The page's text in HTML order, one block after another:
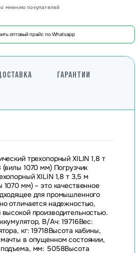
мнению покупателей
оптовый прайс по Whatsapp
ГАРАНТИИ
трехопорный XILIN 1,8 т
1070 мм) Погрузчик
XILIN 1,8 т 3,5 м
1070 мм) – это качественное
для промышленного
отличается надежностью,
производительностью.
В/Ач: 19716Вес:
кг: 19718Высота кабины,
в опущенном состоянии,
мм: 5058Высота